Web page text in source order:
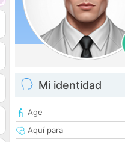
Mi identidad
Age
Aquí para